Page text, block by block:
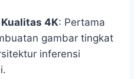
4K: Pertama
gambar tingkat
inferensi